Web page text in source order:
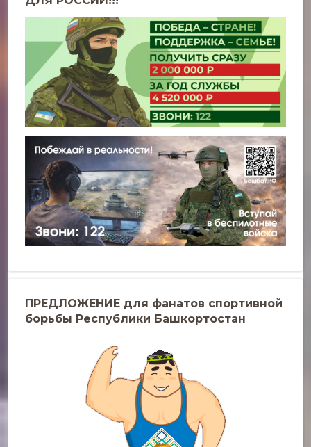
ПРЕДЛОЖЕНИЕ для фанатов спортивной
борьбы Республики Башкортостан